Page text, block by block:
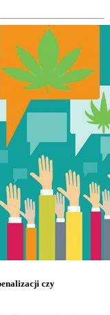
czy